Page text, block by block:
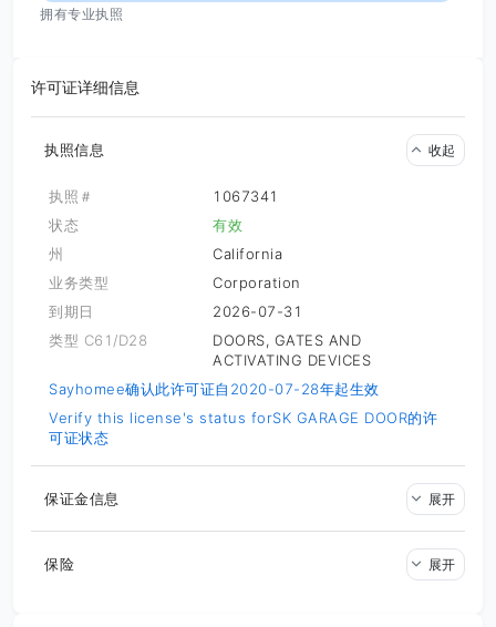
拥有专业执照
许可证详细信息
执照信息 收起
执照＃
1067341
状态
有效
州
California
业务类型
Corporation
到期日
2026-07-31
类型 C61/D28
DOORS, GATES AND
ACTIVATING DEVICES
Sayhomee确认此许可证自2020-07-28年起生效
Verify this license's status forSK GARAGE DOOR的许
可证状态
保证金信息 展开
保险 展开